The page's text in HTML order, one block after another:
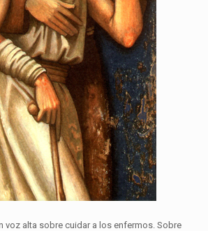
voz alta sobre cuidar a los enfermos. Sobre